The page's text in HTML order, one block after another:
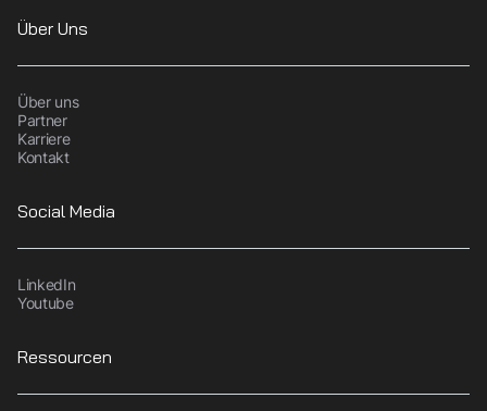
Über Uns
Über uns
Partner
Karriere
Kontakt
Social Media
LinkedIn
Youtube
Ressourcen